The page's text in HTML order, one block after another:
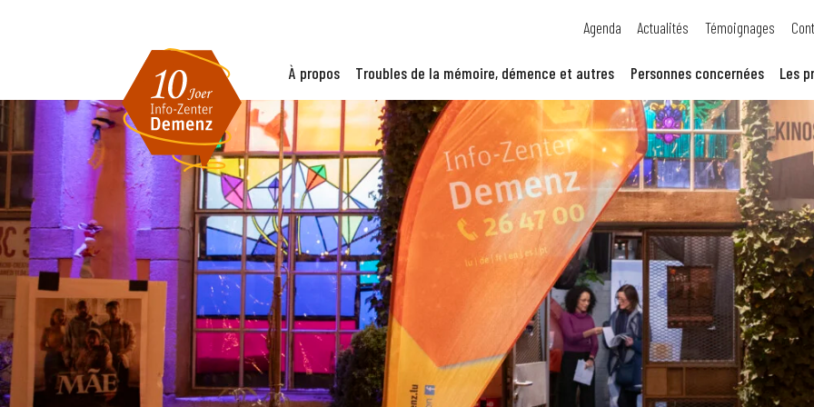
Agenda Actualités Témoignages
À propos Troubles de la mémoire, démence et autres Personnes concernées Les